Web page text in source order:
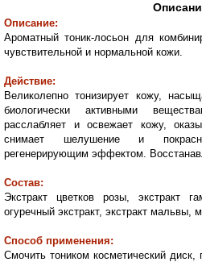
Описание:
Ароматный тоник-лосьон для
чувствительной и нормальной кожи.
Действие:
Великолепно тонизирует кожу,
биологически активными
расслабляет и освежает кожу,
снимает шелушение и
регенерирующим эффектом.
Состав:
Экстракт цветков розы, экстракт
огуречный экстракт, экстракт мальвы,
Способ применения:
Смочить тоником косметический